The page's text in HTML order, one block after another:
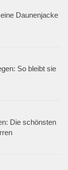
Daunenjacke
So bleibt sie
Die schönsten